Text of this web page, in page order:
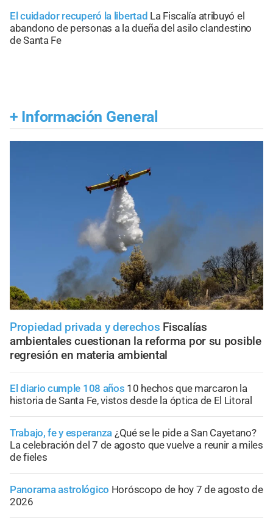
El cuidador recuperó la libertad La Fiscalía atribuyó el
abandono de personas a la dueña del asilo clandestino
de Santa Fe
+ Información General
Propiedad privada y derechos Fiscalías
ambientales cuestionan la reforma por su posible
regresión en materia ambiental
El diario cumple 108 años 10 hechos que marcaron la
historia de Santa Fe, vistos desde la óptica de El Litoral
Trabajo, fe y esperanza ¿Qué se le pide a San Cayetano?
La celebración del 7 de agosto que vuelve a reunir a miles
de fieles
Panorama astrológico Horóscopo de hoy 7 de agosto de
2026